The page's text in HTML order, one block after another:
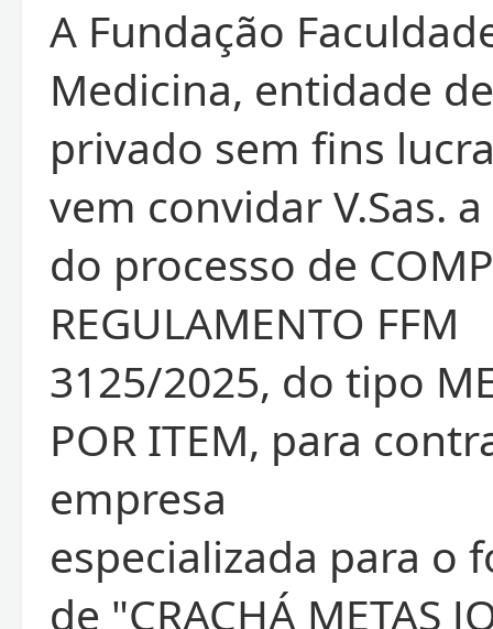
A Fundação
Medicina, entidade
privado sem fins
vem convidar V.Sas.
do processo de
REGULAMENTO FFM
3125/2025, do tipo
POR ITEM, para
empresa
especializada para o
de "CRACHÁ METAS